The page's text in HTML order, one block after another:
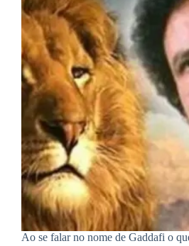
Ao se falar no nome de Gaddafi o